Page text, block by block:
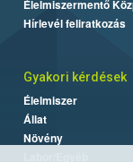
Élelmiszermentő
Hírlevél feliratkozás
Gyakori kérdések
Élelmiszer
Állat
Növény